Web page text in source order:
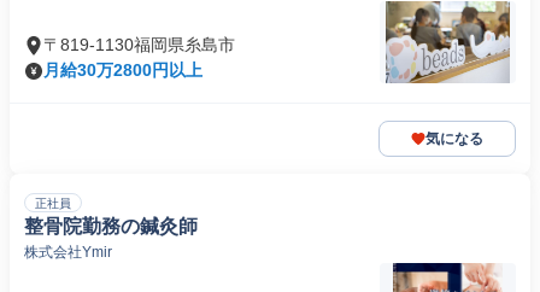
〒819-1130福岡県糸島市
月給30万2800円以上
気になる
正社員
整骨院勤務の鍼灸師
株式会社Ymir